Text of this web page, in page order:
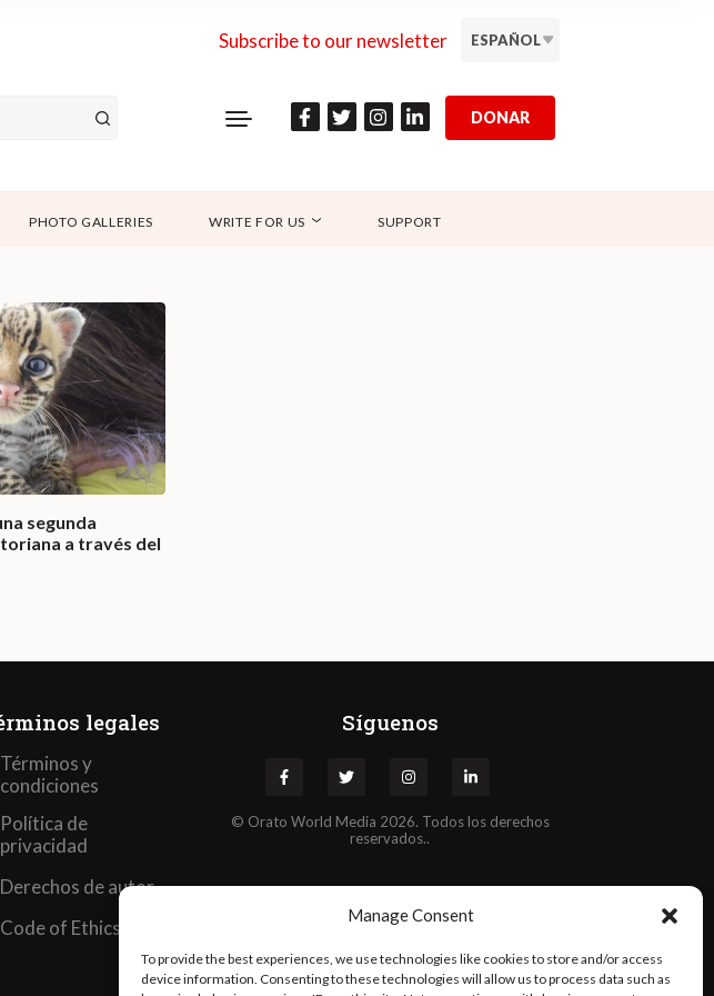
Manage Consent
To provide the best experiences, we use technologies like cookies to store and/or access
device information. Consenting to these technologies will allow us to process data such as
Subscribe to our newsletter ESPAÑOL
DONAR
PHOTO GALLERIES WRITE FOR US SUPPORT
segunda
a través del
legales
Términos y
condiciones
Política de
privacidad
Derechos de autor
Code of Ethics
Síguenos
© Orato World Media 2026. Todos los derechos
reservados..